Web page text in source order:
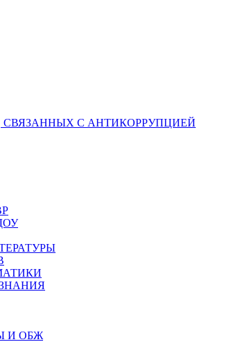
С АНТИКОРРУПЦИЕЙ
И ОБЖ